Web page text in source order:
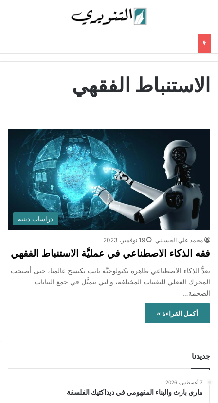
الاستنباط الفقهي
دراسات دينية
محمد علي الحسيني 19 نوفمبر، 2023
فقه الذكاء الاصطناعي في عمليَّة الاستنباط الفقهي
يعدُّ الذكاء الاصطناعي ظاهرة تكنولوجيَّة باتت تكتسح عالمنا، حتى أصبحت
المحرك الفعلي للتقنيات المختلفة، والتي تتمثَّل في جمع البيانات
الضخمة…
أكمل القراءة »
جديدنا
7 أغسطس، 2026
ماري بارث والبناء المفهومي في ديداكتيك الفلسفة